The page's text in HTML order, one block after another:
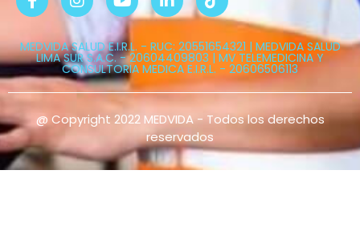
MEDVIDA SALUD E.I.R.L. - RUC: 20551654321 | MEDVIDA SALUD
LIMA SUR S.A.C. - 20604409803 | MV TELEMEDICINA Y
CONSULTORIA MEDICA E.I.R.L. - 20606506113
@ Copyright 2022 MEDVIDA - Todos los derechos
reservados